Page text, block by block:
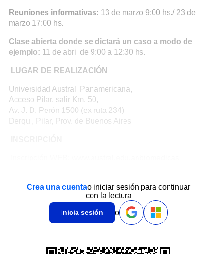
Reuniones informativas: 13 de marzo 9:00 hs./ 23 de
marzo 17:00 hs.
Clase abierta donde se dictará un caso a modo de
ejemplo: 11 de abril de 9:00 a 12:30 hs.
LUGAR DE REALIZACIÓN
Universidad Austral, Panamericana,
Acceso Pilar, salir Km. 50,
Av. J. D. Perón 1500 (ex ruta 234)
Derqui, Pilar, Prov. de Buenos Aires
Crea una cuentao iniciar sesión para continuar
con la lectura
Inicia sesión o